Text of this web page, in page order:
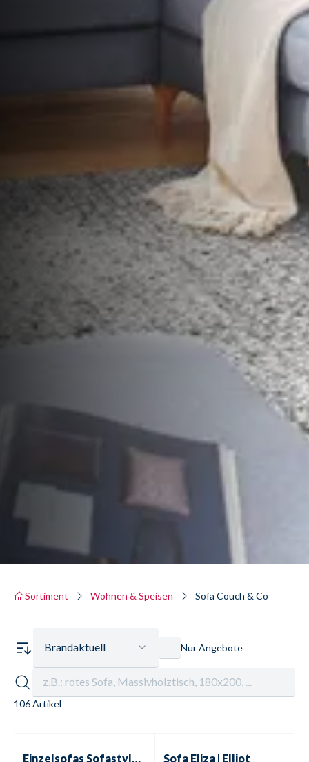
Sortiment Wohnen & Speisen Sofa Couch & Co
Brandaktuell Nur Angebote
106 Artikel
Einzelsofas Sofastyle | HU-SC17015 Aktionspreis
Sofa Eliza | Elliot